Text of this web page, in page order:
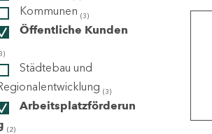
Kommunen (3)
Öffentliche Kunden
Städtebau und
(3)
Arbeitsplatzförderun
(2)